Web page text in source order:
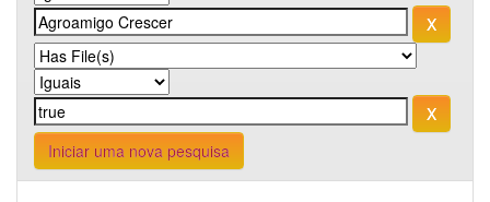
Iniciar uma nova pesquisa